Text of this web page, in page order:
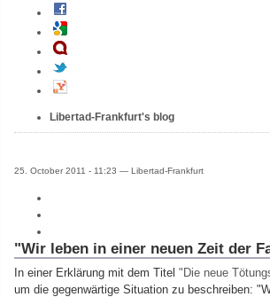
Libertad-Frankfurt's blog
25. October 2011 - 11:23 — Libertad-Frankfurt
"Wir leben in einer neuen Zeit der
In einer Erklärung mit dem Titel "Die neue
um die gegenwärtige Situation zu beschreiben: